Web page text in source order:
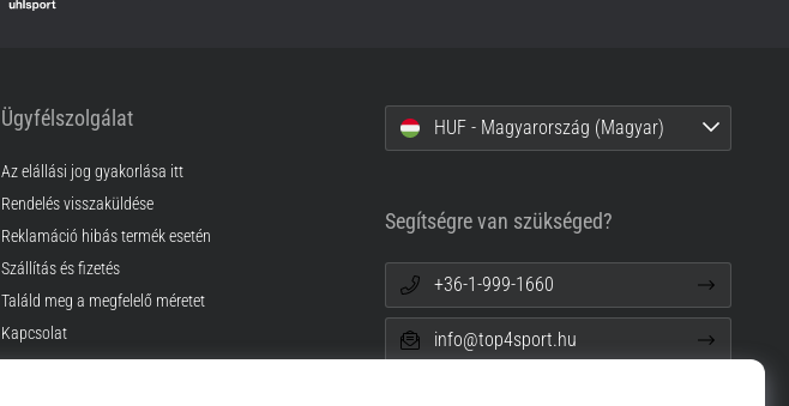
Ügyfélszolgálat
Az elállási jog gyakorlása itt
Rendelés visszaküldése
Reklamáció hibás termék esetén
Szállítás és fizetés
Találd meg a megfelelő méretet
Kapcsolat
GyIK
HUF - Magyarország (Magyar)
Segítségre van szükséged?
+36-1-999-1660
info@top4sport.hu